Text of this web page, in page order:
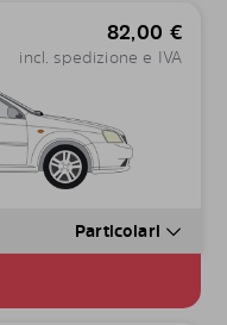
82,00 €
incl. spedizione e IVA
Particolari